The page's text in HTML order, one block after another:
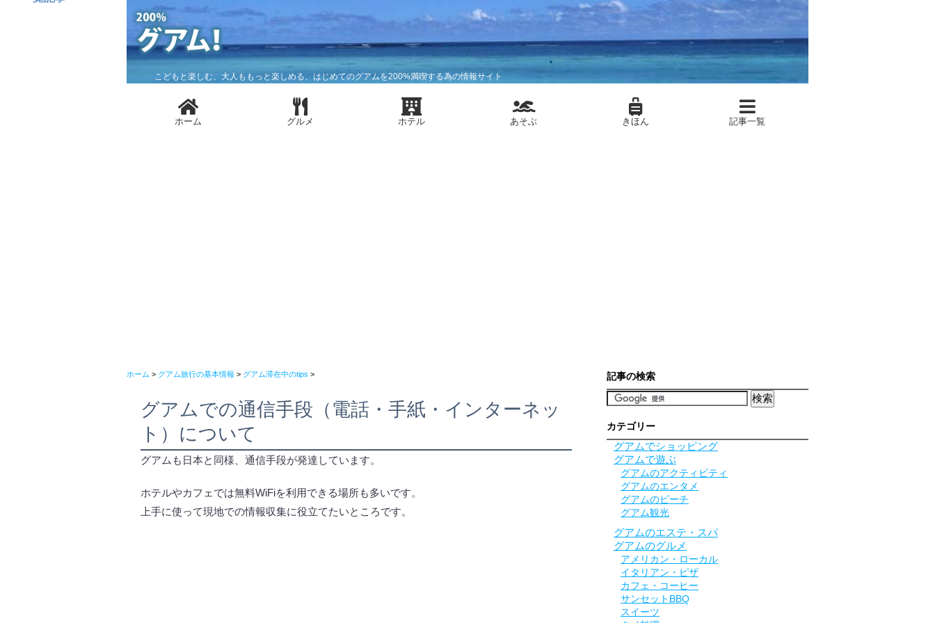
こどもと楽しむ、大人ももっと楽しめる、はじめてのグアムを200%満喫する為の情報サイト
ホーム グルメ ホテル あそぶ きほん 記事一覧
ホーム > グアム旅行の基本情報 > グアム滞在中のtips >
グアムでの通信手段（電話・手紙・インターネッ
ト）について
グアムも日本と同様、通信手段が発達しています。
ホテルやカフェでは無料WiFiを利用できる場所も多いです。
上手に使って現地での情報収集に役立てたいところです。
記事の検索
カテゴリー
グアムでショッピング
グアムで遊ぶ
グアムのアクティビティ
グアムのエンタメ
グアムのビーチ
グアム観光
グアムのエステ・スパ
グアムのグルメ
アメリカン・ローカル
イタリアン・ピザ
カフェ・コーヒー
サンセットBBQ
スイーツ